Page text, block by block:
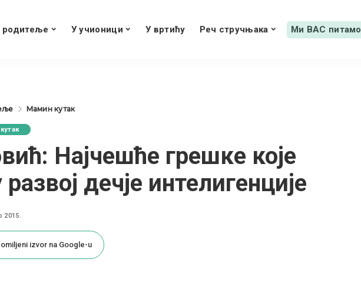
родитеље У учионици У вртићу Реч стручњака Ми ВАС питамо
Мамин кутак
Најчешће грешке које
дечје интелигенције
2015.
izvor na Google-u